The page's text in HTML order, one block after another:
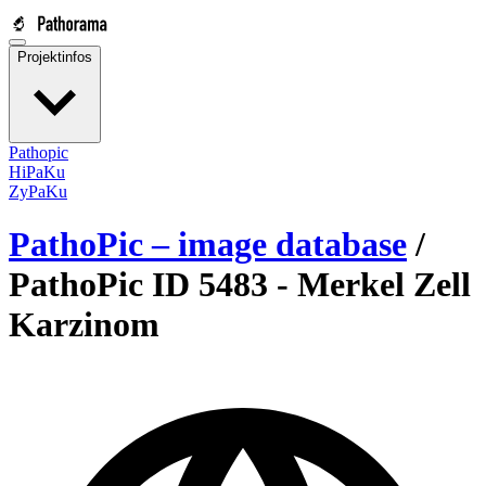
Projektinfos
Pathopic
HiPaKu
ZyPaKu
PathoPic – image database /
PathoPic ID 5483 - Merkel Zell
Karzinom